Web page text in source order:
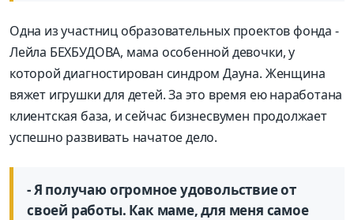
Одна из участниц образовательных проектов фонда -
Лейла БЕХБУДОВА, мама особенной девочки, у
которой диагностирован синдром Дауна. Женщина
вяжет игрушки для детей. За это время ею наработана
клиентская база, и сейчас бизнесвумен продолжает
успешно развивать начатое дело.
- Я получаю огромное удовольствие от
своей работы. Как маме, для меня самое